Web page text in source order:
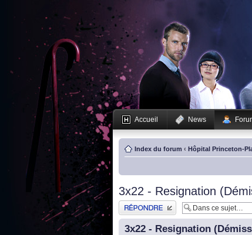
Accueil News
Index du forum ‹ Hôpital Princeton-
3x22 - Resignation
Publier une réponse
3x22 - Resignation